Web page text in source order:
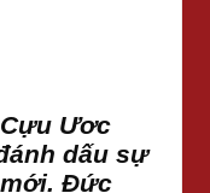
Ươc
dấu sự
Đức